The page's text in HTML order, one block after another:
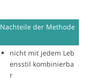
Nachteile der Methode
nicht mit jedem Leb
ensstil kombinierba
r